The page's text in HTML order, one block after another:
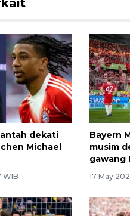
dekati
Michael
WIB
Bayern
musim
gawang
17 May